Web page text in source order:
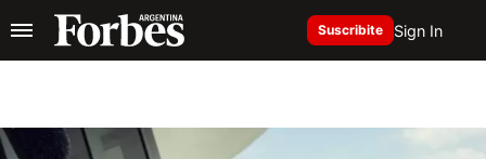
Suscribite Sign In